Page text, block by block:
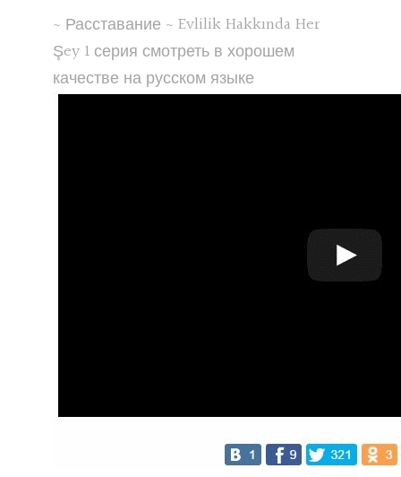
~ Расставание ~ Evlilik Hakkında Her
Şey 1 серия смотреть в хорошем
качестве на русском языке